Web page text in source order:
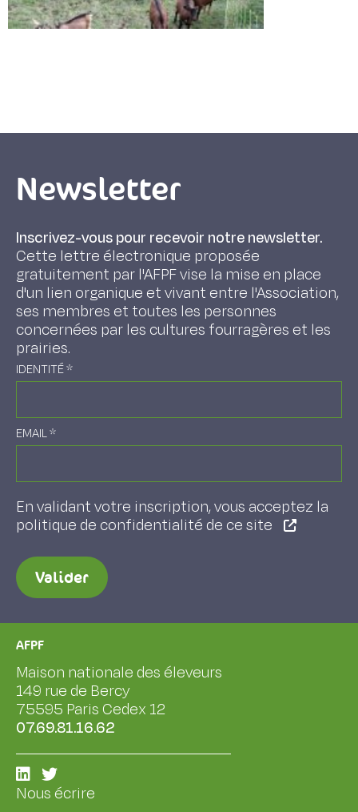
Newsletter
Inscrivez-vous pour recevoir notre newsletter.
Cette lettre électronique proposée
gratuitement par l'AFPF vise la mise en place
d'un lien organique et vivant entre l'Association,
ses membres et toutes les personnes
concernées par les cultures fourragères et les
prairies.
IDENTITÉ*
EMAIL*
En validant votre inscription, vous acceptez la
politique de confidentialité de ce site
Valider
AFPF
Maison nationale des éleveurs
149 rue de Bercy
75595 Paris Cedex 12
07.69.81.16.62
Nous écrire